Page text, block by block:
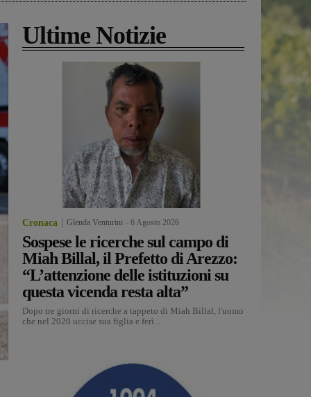
Ultime Notizie
Cronaca Glenda Venturini 6 Agosto 2026
Sospese le ricerche sul campo di
Miah Billal, il Prefetto di Arezzo:
“L’attenzione delle istituzioni su
questa vicenda resta alta”
Dopo tre giorni di ricerche a tappeto di Miah Billal, l'uomo
che nel 2020 uccise sua figlia e ferì...